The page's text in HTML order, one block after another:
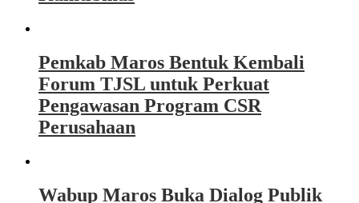
Pemkab Maros Bentuk Kembali
Forum TJSL untuk Perkuat
Pengawasan Program CSR
Perusahaan
Wabup Maros Buka Dialog Publik